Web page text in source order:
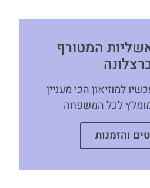
המטורף
למוזיאון הכי מעניין
לכל המשפחה
והזמנות